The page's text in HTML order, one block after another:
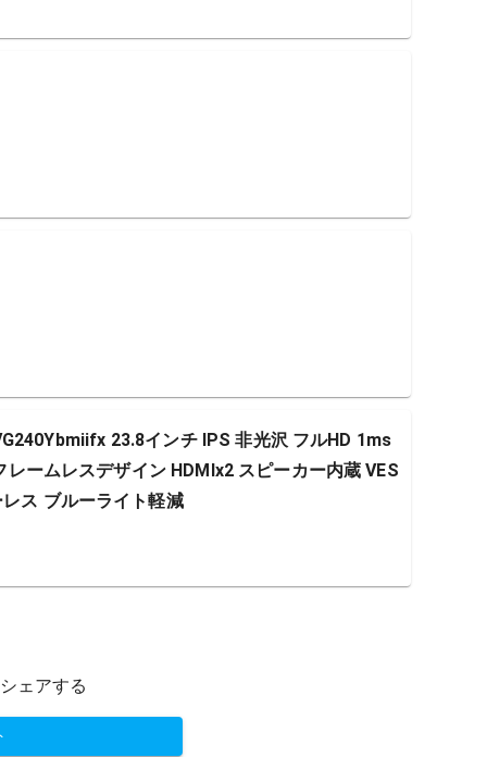
23.8インチ IPS 非光沢 フルHD 1ms
ームレスデザイン HDMIx2 スピーカー内蔵 VES
ス ブルーライト軽減
ェアする